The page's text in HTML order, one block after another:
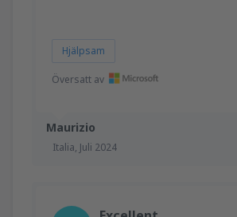
Maurizio
Italia, Juli 2024
Hjälpsam
Översatt av